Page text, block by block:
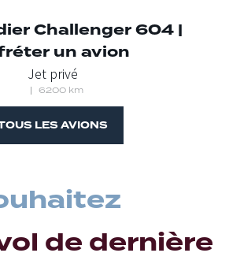
Challenger 604 |
un avion
Jet privé
6200 km
LES AVIONS
de dernière